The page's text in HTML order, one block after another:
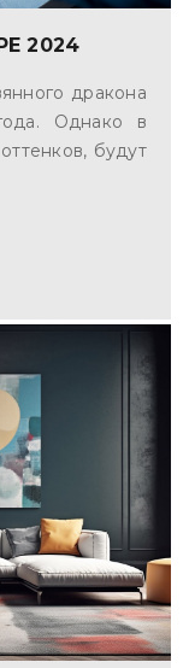
2024
дракона
Однако в
будут